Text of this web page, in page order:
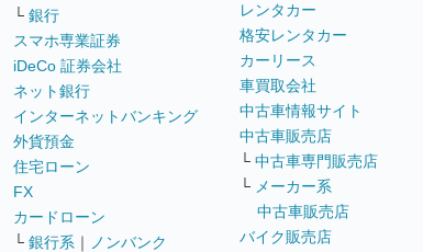
└ 銀行
スマホ専業証券
iDeCo 証券会社
ネット銀行
インターネットバンキング
外貨預金
住宅ローン
FX
カードローン
└ 銀行系 ｜
ノンバンク
レンタカー
格安レンタカー
カーリース
車買取会社
中古車情報サイト
中古車販売店
└ 中古車専門販売店
└ メーカー系
中古車販売店
バイク販売店